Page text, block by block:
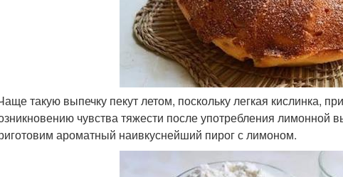
такую выпечку пекут летом, поскольку легкая кислинка,
чувства тяжести после употребления лимонной
ароматный наивкуснейший пирог с лимоном.